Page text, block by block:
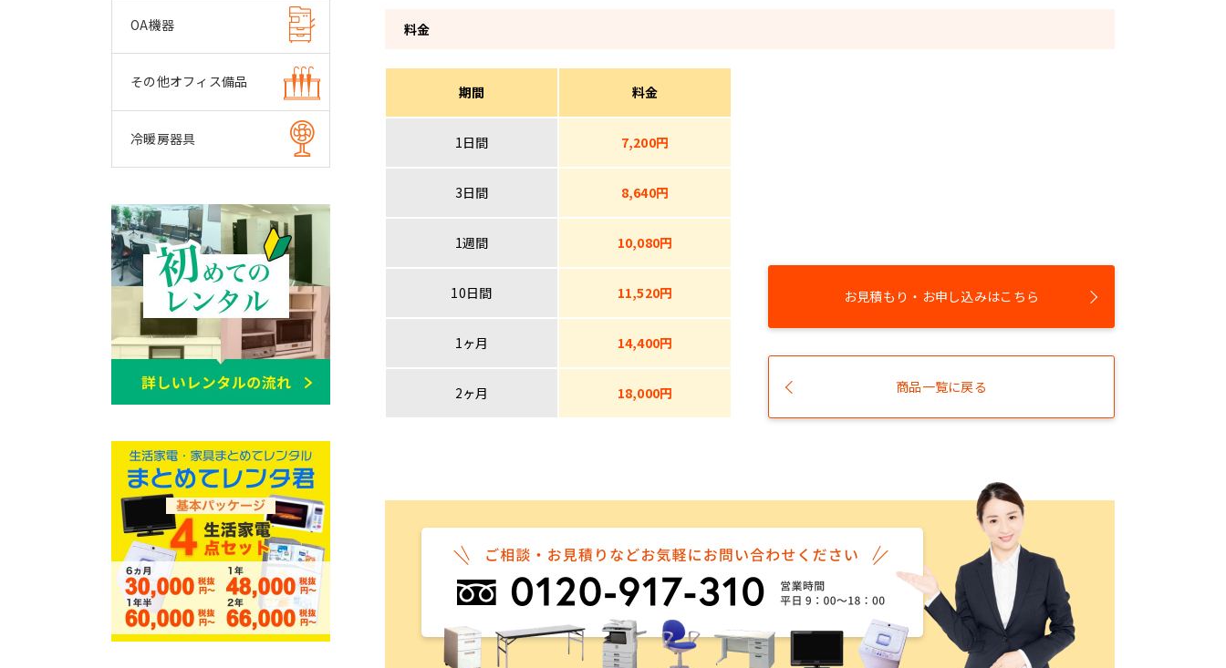
OA機器
その他オフィス備品
冷暖房器具
料金
期間 料金
1日間 7,200円
3日間 8,640円
1週間 10,080円
10日間 11,520円
1ヶ月 14,400円
2ヶ月 18,000円
お見積もり・お申し込みはこちら
商品一覧に戻る